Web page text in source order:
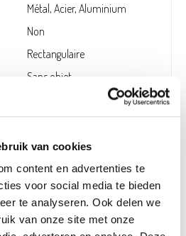
van cookies
content en advertenties te
voor social media te bieden
te analyseren. Ook delen we
van onze site met onze
Métal, Acier, Aluminium
Non
Rectangulaire
Sans objet
ans, en cas de rouille/brûlure.,
blanchiment ou de la
décoloration., grilles de gril en
fonte émaillée de porcelaine : 5
ans, en cas de rouille/brûlure.,
pièces en plastique : 5 ans à
l’exclusion du blanchiment et de